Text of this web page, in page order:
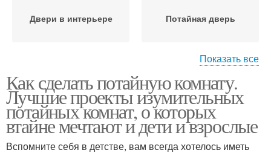
Двери в интерьере Потайная дверь
Поворотные двери
коробом
Двери без наличников Двери в шпоне
Показать все
Как сделать потайную комнату.
Лучшие проекты изумительных
потайных комнат, о которых
втайне мечтают и дети и взрослые
Вспомните себя в детстве, вам всегда хотелось иметь